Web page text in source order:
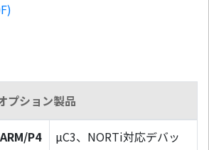
プション製品
P4
µC3、NORTi対応デバッ